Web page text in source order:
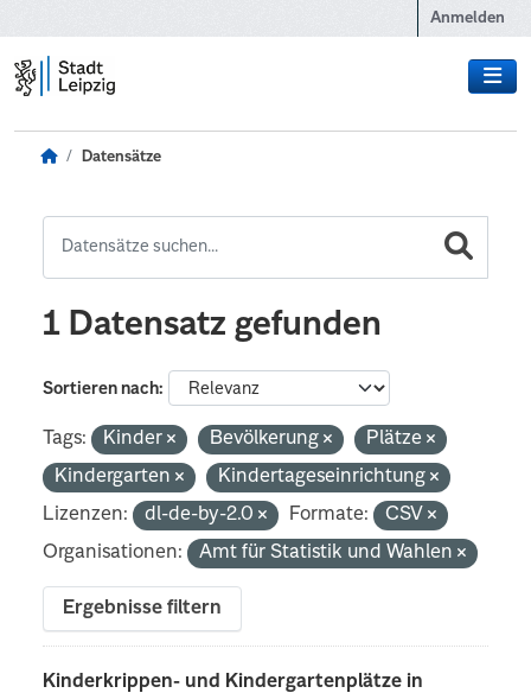
Anmelden
Datensätze
1 Datensatz gefunden
Sortieren nach
Tags: Kinder Bevölkerung
Plätze
Kindergarten
Kindertageseinrichtung
Lizenzen:
dl-de-by-2.0 Formate:
CSV
Organisationen:
Amt für Statistik und Wahlen
Ergebnisse filtern
Kinderkrippen- und Kindergartenplätze in